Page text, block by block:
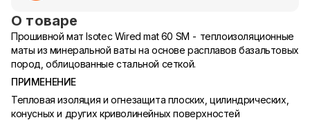
О товаре
Прошивной мат Isotec Wired mat 60 SM - теплоизоляционные
маты из минеральной ваты на основе расплавов базальтовых
пород, облицованные стальной сеткой.
ПРИМЕНЕНИЕ
Тепловая изоляция и огнезащита плоских, цилиндрических,
конусных и других криволинейных поверхностей